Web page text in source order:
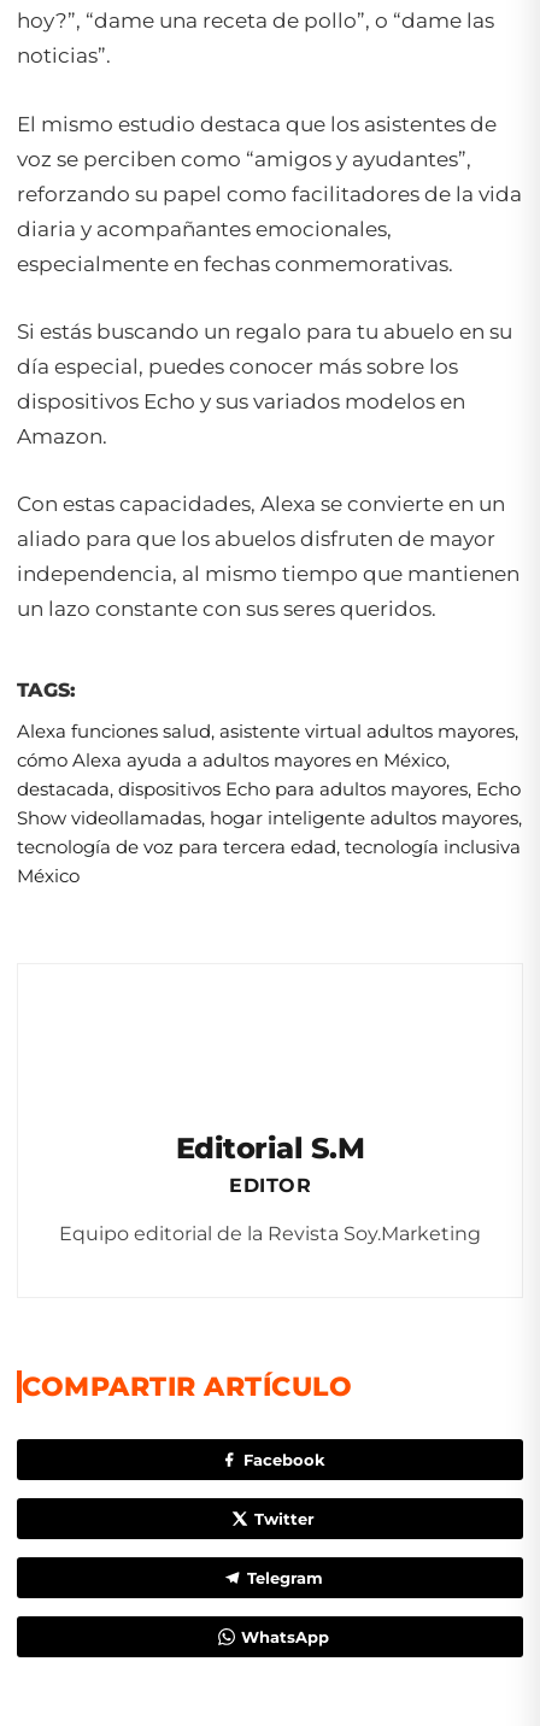
hoy?”, “dame una receta de pollo”, o “dame las
noticias”.
El mismo estudio destaca que los asistentes de
voz se perciben como “amigos y ayudantes”,
reforzando su papel como facilitadores de la vida
diaria y acompañantes emocionales,
especialmente en fechas conmemorativas.
Si estás buscando un regalo para tu abuelo en su
día especial, puedes conocer más sobre los
dispositivos Echo y sus variados modelos en
Amazon.
Con estas capacidades, Alexa se convierte en un
aliado para que los abuelos disfruten de mayor
independencia, al mismo tiempo que mantienen
un lazo constante con sus seres queridos.
TAGS:
Alexa funciones salud, asistente virtual adultos mayores,
cómo Alexa ayuda a adultos mayores en México,
destacada, dispositivos Echo para adultos mayores, Echo
Show videollamadas, hogar inteligente adultos mayores,
tecnología de voz para tercera edad, tecnología inclusiva
México
Editorial S.M
EDITOR
Equipo editorial de la Revista Soy.Marketing
COMPARTIR ARTÍCULO
Facebook
Twitter
Telegram
WhatsApp